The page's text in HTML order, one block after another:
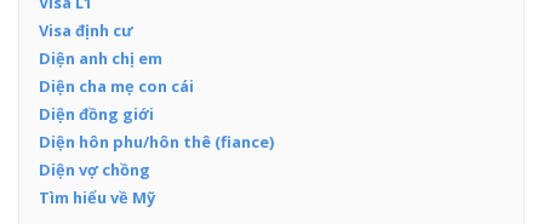
Visa định cư
Diện anh chị em
Diện cha mẹ con cái
Diện đồng giới
Diện hôn phu/hôn thê (fiance)
Diện vợ chồng
Tìm hiểu về Mỹ